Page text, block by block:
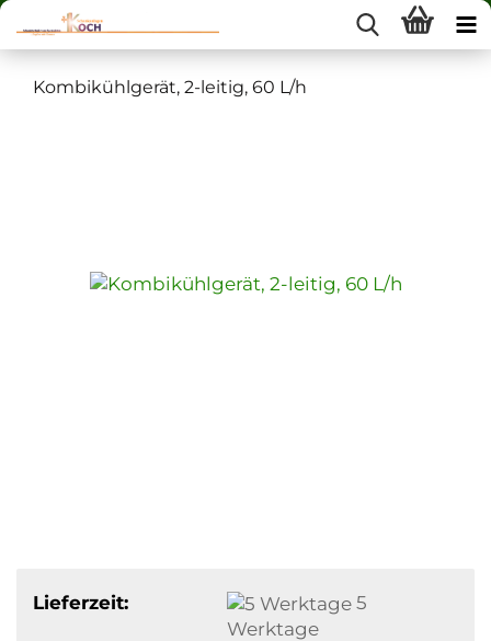
Kombikühlgerät, 2-leitig, 60 L/h
Lieferzeit:
5
Werktage